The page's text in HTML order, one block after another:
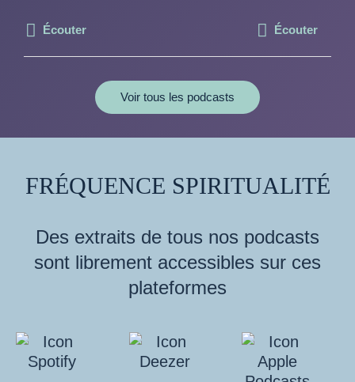
Écouter Écouter
Voir tous les podcasts
FRÉQUENCE SPIRITUALITÉ
Des extraits de tous nos podcasts
sont librement accessibles sur ces
plateformes